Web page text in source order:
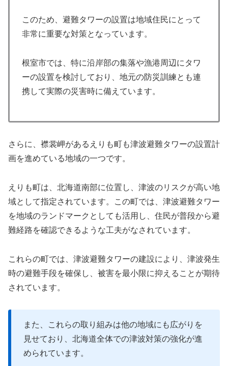
このため、避難タワーの設置は地域住民にとって
非常に重要な対策となっています。
根室市では、特に沿岸部の集落や漁港周辺にタワ
ーの設置を検討しており、地元の防災訓練とも連
携して実際の災害時に備えています。
さらに、襟裳岬があるえりも町も津波避難タワーの設置計
画を進めている地域の一つです。
えりも町は、北海道南部に位置し、津波のリスクが高い地
域として指定されています。この町では、津波避難タワー
を地域のランドマークとしても活用し、住民が普段から避
難経路を確認できるような工夫がなされています。
これらの町では、津波避難タワーの建設により、津波発生
時の避難手段を確保し、被害を最小限に抑えることが期待
されています。
また、これらの取り組みは他の地域にも広がりを
見せており、北海道全体での津波対策の強化が進
められています。